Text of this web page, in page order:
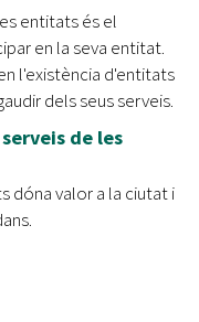
entitats és el
en la seva entitat.
l'existència d'entitats
dels seus serveis.
de les
dóna valor a la ciutat i